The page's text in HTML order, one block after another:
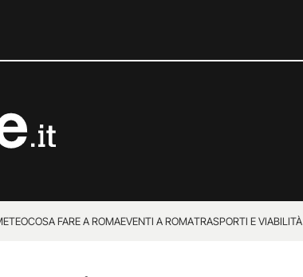
COSA FARE A ROMAEVENTI A ROMATRASPORTI E VIABILITÀ